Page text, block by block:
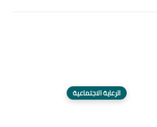
الرعاية الاجتماعية